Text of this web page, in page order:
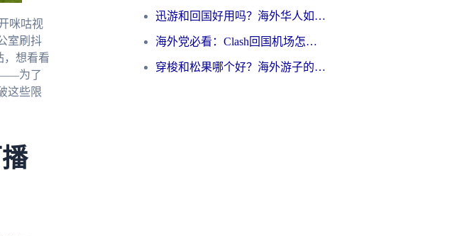
咪咕视
室刷抖
，想看看
——为了
这些限
迅游和回国好用吗？海外华人如何选择靠谱的回国加速器
海外党必看：Clash回国机场怎么选？一篇搞定无缝访问国内资源的全攻略
穿梭和松果哪个好？海外游子的数字归乡路，到底该怎么选